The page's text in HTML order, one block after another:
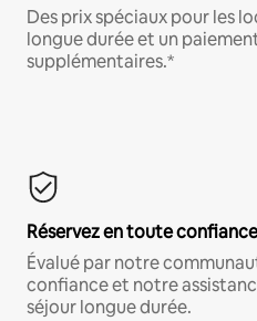
Des prix spéciaux pour les
longue durée et un
supplémentaires.*
Réservez en toute confiance
Évalué par notre
confiance et notre
séjour longue durée.